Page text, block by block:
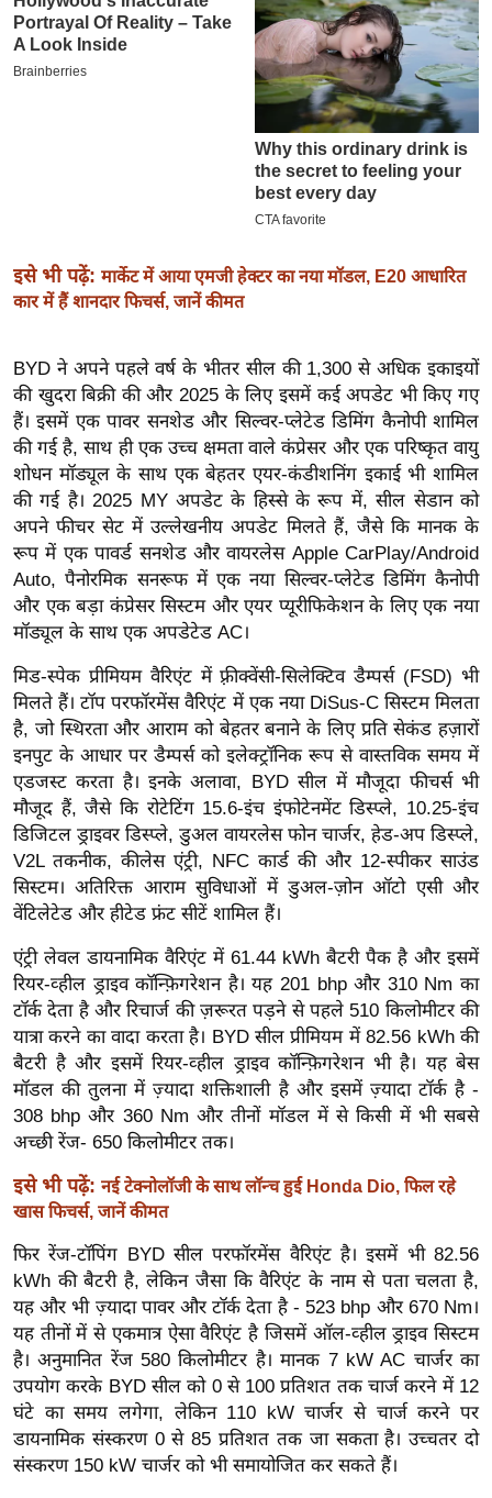
इ
म
सा
ल
मि
सा
ल
श
ख्सि
य
त
यं
ग
डि
या
सा
हि
त्य
ज
ग
त
ऑ
टो
व
र्ल्ड
न्यू
ज
ब्री
फ
नो
रं
ज
न
ज
ग
त
बॉ
ली
वु
ड
इसे भी पढ़ें: मार्केट में आया एमजी हेक्टर का नया मॉडल, E20 आधारित
कार में हैं शानदार फिचर्स, जानें कीमत
BYD ने अपने पहले वर्ष के भीतर सील की 1,300 से अधिक इकाइयों
की खुदरा बिक्री की और 2025 के लिए इसमें कई अपडेट भी किए गए
हैं। इसमें एक पावर सनशेड और सिल्वर-प्लेटेड डिमिंग कैनोपी शामिल
की गई है, साथ ही एक उच्च क्षमता वाले कंप्रेसर और एक परिष्कृत वायु
शोधन मॉड्यूल के साथ एक बेहतर एयर-कंडीशनिंग इकाई भी शामिल
की गई है। 2025 MY अपडेट के हिस्से के रूप में, सील सेडान को
अपने फीचर सेट में उल्लेखनीय अपडेट मिलते हैं, जैसे कि मानक के
रूप में एक पावर्ड सनशेड और वायरलेस Apple CarPlay/Android
Auto, पैनोरमिक सनरूफ में एक नया सिल्वर-प्लेटेड डिमिंग कैनोपी
और एक बड़ा कंप्रेसर सिस्टम और एयर प्यूरीफिकेशन के लिए एक नया
मॉड्यूल के साथ एक अपडेटेड AC।
मिड-स्पेक प्रीमियम वैरिएंट में फ़्रीक्वेंसी-सिलेक्टिव डैम्पर्स (FSD) भी
मिलते हैं। टॉप परफॉरमेंस वैरिएंट में एक नया DiSus-C सिस्टम मिलता
है, जो स्थिरता और आराम को बेहतर बनाने के लिए प्रति सेकंड हज़ारों
इनपुट के आधार पर डैम्पर्स को इलेक्ट्रॉनिक रूप से वास्तविक समय में
एडजस्ट करता है। इनके अलावा, BYD सील में मौजूदा फीचर्स भी
मौजूद हैं, जैसे कि रोटेटिंग 15.6-इंच इंफोटेनमेंट डिस्प्ले, 10.25-इंच
डिजिटल ड्राइवर डिस्प्ले, डुअल वायरलेस फोन चार्जर, हेड-अप डिस्प्ले,
V2L तकनीक, कीलेस एंट्री, NFC कार्ड की और 12-स्पीकर साउंड
सिस्टम। अतिरिक्त आराम सुविधाओं में डुअल-ज़ोन ऑटो एसी और
वेंटिलेटेड और हीटेड फ्रंट सीटें शामिल हैं।
एंट्री लेवल डायनामिक वैरिएंट में 61.44 kWh बैटरी पैक है और इसमें
रियर-व्हील ड्राइव कॉन्फ़िगरेशन है। यह 201 bhp और 310 Nm का
टॉर्क देता है और रिचार्ज की ज़रूरत पड़ने से पहले 510 किलोमीटर की
यात्रा करने का वादा करता है। BYD सील प्रीमियम में 82.56 kWh की
बैटरी है और इसमें रियर-व्हील ड्राइव कॉन्फ़िगरेशन भी है। यह बेस
मॉडल की तुलना में ज़्यादा शक्तिशाली है और इसमें ज़्यादा टॉर्क है -
308 bhp और 360 Nm और तीनों मॉडल में से किसी में भी सबसे
अच्छी रेंज- 650 किलोमीटर तक।
इसे भी पढ़ें: नई टेक्नोलॉजी के साथ लॉन्च हुई Honda Dio, फिल रहे
खास फिचर्स, जानें कीमत
फिर रेंज-टॉपिंग BYD सील परफॉरमेंस वैरिएंट है। इसमें भी 82.56
kWh की बैटरी है, लेकिन जैसा कि वैरिएंट के नाम से पता चलता है,
यह और भी ज़्यादा पावर और टॉर्क देता है - 523 bhp और 670 Nm।
यह तीनों में से एकमात्र ऐसा वैरिएंट है जिसमें ऑल-व्हील ड्राइव सिस्टम
है। अनुमानित रेंज 580 किलोमीटर है। मानक 7 kW AC चार्जर का
उपयोग करके BYD सील को 0 से 100 प्रतिशत तक चार्ज करने में 12
घंटे का समय लगेगा, लेकिन 110 kW चार्जर से चार्ज करने पर
डायनामिक संस्करण 0 से 85 प्रतिशत तक जा सकता है। उच्चतर दो
संस्करण 150 kW चार्जर को भी समायोजित कर सकते हैं।